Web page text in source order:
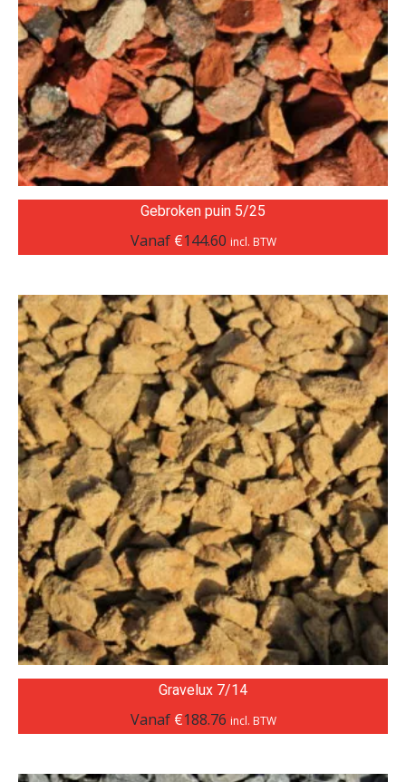
Gebroken puin 5/25
Vanaf €144.60 incl. BTW
Gravelux 7/14
Vanaf €188.76 incl. BTW